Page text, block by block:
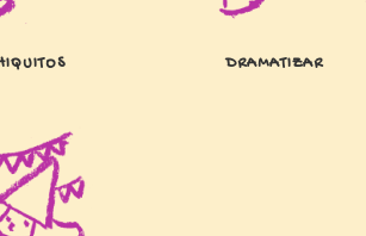
DRAMATIZAR